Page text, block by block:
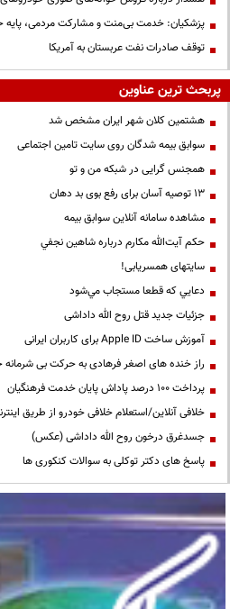
پزشکیان: خدمت بی‌منت و مشارکت مردمی،
توقف صادرات نفت عربستان به آمریکا
پربحث ترین عناوین
هشتمین کلان شهر ایران مشخص شد
سوابق بیمه شدگان روی سایت تامین اجتماعی
همجنس گرایی در شبکه من و تو
13 توصیه آسان برای رفع بوی بد دهان
مشاهده سامانه آنلاين سوابق بیمه
حكم آيت‌الله مكارم درباره شاهين نجفي
سایتهای همسریابی!
دعايي كه قطعا مستجاب مي‌شود
جزئیات جدید قتل روح الله داداشی
آموزش ساخت Apple ID برای کاربران ایرانی
راز خنده های اصغر فرهادی به حرکت بی شرمانه
پرداخت ۱۰۰ درصد پاداش پایان خدمت فرهنگیان
خلافی آنلاین/استعلام خلافی خودرو از طریق
جسدغرق درخون روح الله داداشی (عکس)
پاسخ های دکتر توکلی به سوالات کنکوری ها